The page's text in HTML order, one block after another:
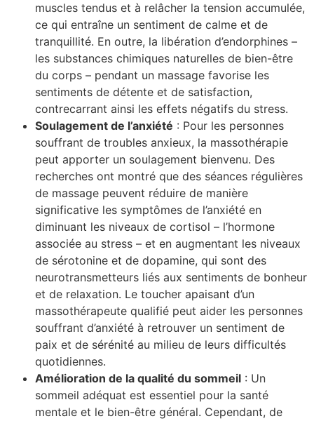
muscles tendus et à relâcher la tension accumulée,
ce qui entraîne un sentiment de calme et de
tranquillité. En outre, la libération d’endorphines –
les substances chimiques naturelles de bien-être
du corps – pendant un massage favorise les
sentiments de détente et de satisfaction,
contrecarrant ainsi les effets négatifs du stress.
Soulagement de l’anxiété : Pour les personnes
souffrant de troubles anxieux, la massothérapie
peut apporter un soulagement bienvenu. Des
recherches ont montré que des séances régulières
de massage peuvent réduire de manière
significative les symptômes de l’anxiété en
diminuant les niveaux de cortisol – l’hormone
associée au stress – et en augmentant les niveaux
de sérotonine et de dopamine, qui sont des
neurotransmetteurs liés aux sentiments de bonheur
et de relaxation. Le toucher apaisant d’un
massothérapeute qualifié peut aider les personnes
souffrant d’anxiété à retrouver un sentiment de
paix et de sérénité au milieu de leurs difficultés
quotidiennes.
Amélioration de la qualité du sommeil : Un
sommeil adéquat est essentiel pour la santé
mentale et le bien-être général. Cependant, de